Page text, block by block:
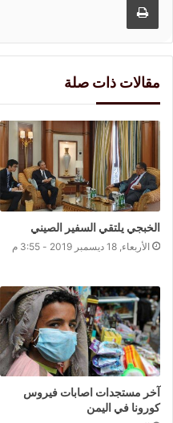
مقالات ذات صلة
الخبجي يلتقي السفير الصيني
الأربعاء, 18 ديسمبر 2019 - 3:55 م
آخر مستجدات اصابات فيروس
كورونا في اليمن